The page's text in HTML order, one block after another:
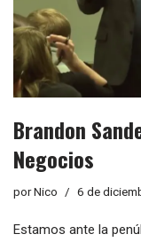
Brandon
Negocios
porNico 6 de
Estamos ante la